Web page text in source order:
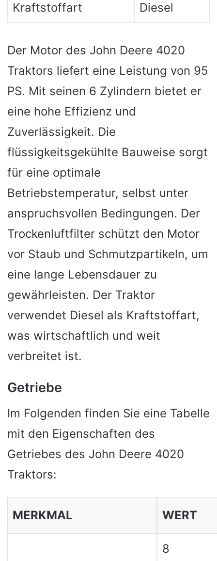
Kraftstoffart Diesel
Der Motor des John Deere 4020
Traktors liefert eine Leistung von 95
PS. Mit seinen 6 Zylindern bietet er
eine hohe Effizienz und
Zuverlässigkeit. Die
flüssigkeitsgekühlte Bauweise sorgt
für eine optimale
Betriebstemperatur, selbst unter
anspruchsvollen Bedingungen. Der
Trockenluftfilter schützt den Motor
vor Staub und Schmutzpartikeln, um
eine lange Lebensdauer zu
gewährleisten. Der Traktor
verwendet Diesel als Kraftstoffart,
was wirtschaftlich und weit
verbreitet ist.
Getriebe
Im Folgenden finden Sie eine Tabelle
mit den Eigenschaften des
Getriebes des John Deere 4020
Traktors:
MERKMAL WERT
8